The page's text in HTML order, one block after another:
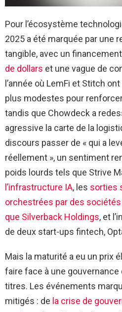
Pour l’écosystème
2025 a été marquée par une
tangible, avec un
de dollars et une vague de
l’année où LemFi et Stitch
plus modestes pour
tandis que Chowdeck a
agressive la carte de la
discours passer de « qui a
réellement », un sentiment
poids lourds tels que Strive
l’infrastructure IA, les sorties
orchestrées par des
que Silverback Holdings, et
de deux start-ups fintech,
Mais la maturité a eu un prix
faire face à une
titres. Les événements
mitigés : de la crise de